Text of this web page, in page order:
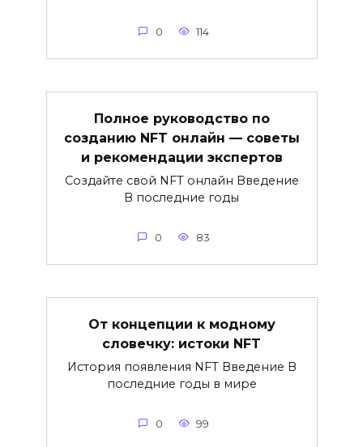
0 114
Полное руководство по
созданию NFT онлайн — советы
и рекомендации экспертов
Создайте свой NFT онлайн Введение
В последние годы
0 83
От концепции к модному
словечку: истоки NFT
История появления NFT Введение В
последние годы в мире
0 99